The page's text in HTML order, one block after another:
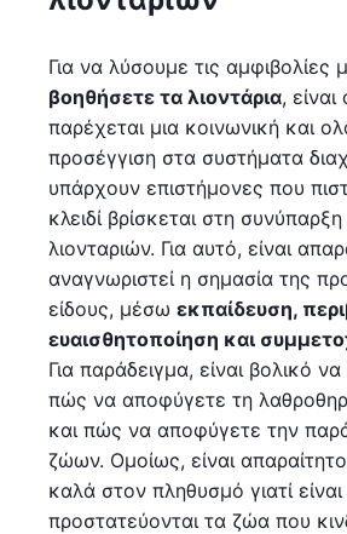
Για να λύσουμε τις αμφιβολίες
βοηθήσετε τα λιοντάρια,
παρέχεται μια κοινωνική και
προσέγγιση στα συστήματα
υπάρχουν επιστήμονες που
κλειδί βρίσκεται στη
λιονταριών. Για αυτό, είναι
αναγνωριστεί η σημασία της
είδους, μέσω εκπαίδευση,
ευαισθητοποίηση και
Για παράδειγμα, είναι βολικό
πώς να αποφύγετε τη
και πώς να αποφύγετε την
ζώων. Ομοίως, είναι
καλά στον πληθυσμό γιατί
προστατεύονται τα ζώα που